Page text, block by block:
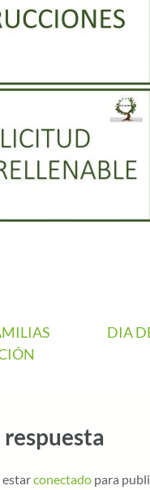
DIA
estarconectado para